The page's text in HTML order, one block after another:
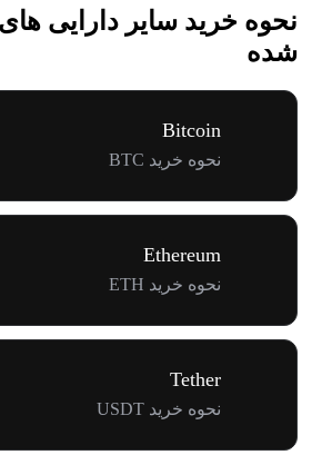
نحوه خرید سایر دارایی
شده
Bitcoin
نحوه خرید BTC
Ethereum
نحوه خرید ETH
Tether
نحوه خرید USDT